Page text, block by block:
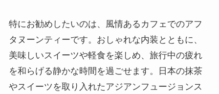
特にお勧めしたいのは、風情あるカフェでのアフ
タヌーンティーです。おしゃれな内装とともに、
美味しいスイーツや軽食を楽しめ、旅行中の疲れ
を和らげる静かな時間を過ごせます。日本の抹茶
やスイーツを取り入れたアジアンフュージョンス